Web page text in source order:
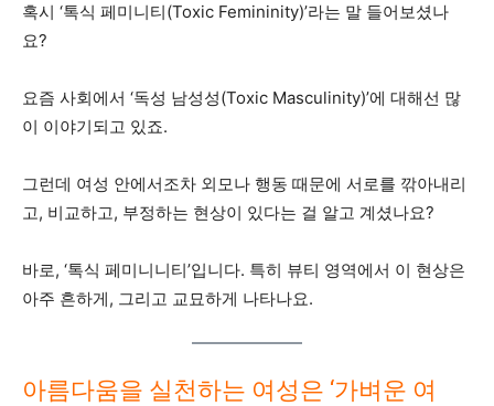
혹시 ‘톡식 페미니티(Toxic Femininity)’라는 말 들어보셨나
요?
요즘 사회에서 ‘독성 남성성(Toxic Masculinity)’에 대해선 많
이 이야기되고 있죠.
그런데 여성 안에서조차 외모나 행동 때문에 서로를 깎아내리
고, 비교하고, 부정하는 현상이 있다는 걸 알고 계셨나요?
바로, ‘톡식 페미니니티’입니다. 특히 뷰티 영역에서 이 현상은
아주 흔하게, 그리고 교묘하게 나타나요.
아름다움을 실천하는 여성은 ‘가벼운 여